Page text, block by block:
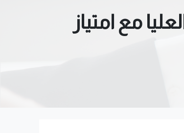
مع امتياز